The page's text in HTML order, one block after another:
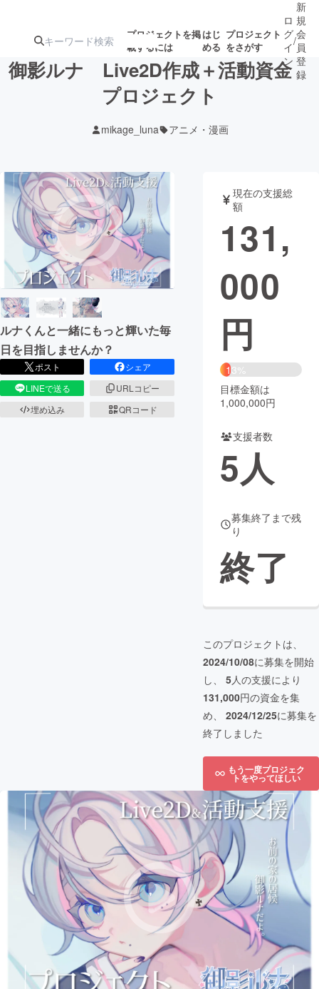
プロジェクトを掲
載するには
はじ
める
プロジェクト
をさがす
ジェクト
ロジェクト
アート・写真 音楽
テクノロジー・ガジェット ゲーム・サ
映像・映画
ビジネス・起業
まちづくり・地域活性化
CAMPFIRE for Social Good
CAMPFIRE Creation
CAMPFIREふるさと納税
コミュニティ
ロ
グ
イ
ン
/
新
規
会
員
登
録
御影ルナ Live2D作成＋活動資金
プロジェクト
mikage_luna アニメ・漫画
ルナくんと一緒にもっと輝いた毎
日を目指しませんか？
ポスト
シェア
LINEで送る
URLコピー
埋め込み
QRコード
現在の支援総
額
131,
000
円
13%
目標金額は
1,000,000円
支援者数
5人
募集終了まで残
り
終了
このプロジェクトは、
2024/10/08に募集を開始
し、 5人の支援により
131,000円の資金を集
め、 2024/12/25に募集を
終了しました
もう一度プロジェク
トをやってほしい